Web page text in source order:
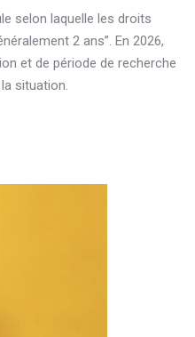
selon laquelle les droits
2 ans”. En 2026,
et de période de recherche
situation.